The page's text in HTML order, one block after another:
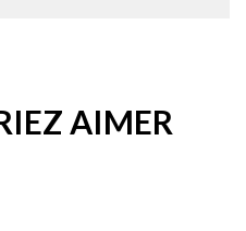
AIMER